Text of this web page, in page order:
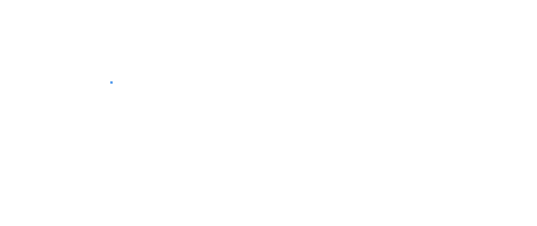
Začať ešte dnes